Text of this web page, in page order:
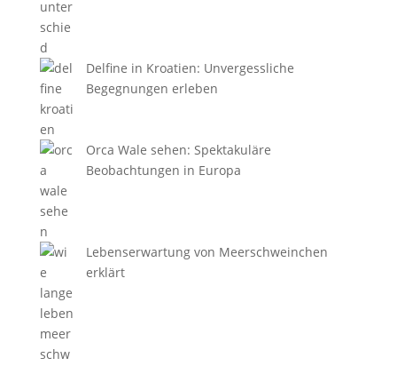
Delfine in Kroatien: Unvergessliche
Begegnungen erleben
Orca Wale sehen: Spektakuläre
Beobachtungen in Europa
Lebenserwartung von Meerschweinchen
erklärt